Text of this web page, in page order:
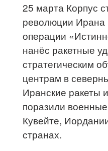
25 марта Корпус
революции Ирана
операции
нанёс ракетные
стратегическим
центрам в
Иранские ракеты
поразили
Кувейте,
странах.